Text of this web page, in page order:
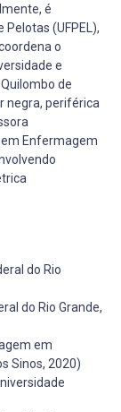
é
(UFPEL),
o
e
de
negra, periférica
Enfermagem
do Rio
do Rio Grande,
em
Sinos, 2020)